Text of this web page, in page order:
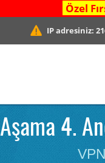
Özel
IP adresiniz:
4.